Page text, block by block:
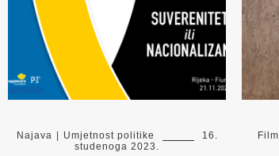
Najava | Umjetnost politike
16.
studenoga 2023.
Film